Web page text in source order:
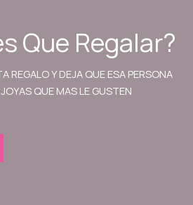
Que Regalar?
REGALO Y DEJA QUE ESA PERSONA
QUE MAS LE GUSTEN